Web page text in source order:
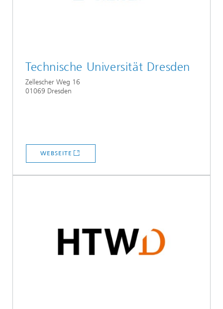
Technische Universität Dresden
Zellescher Weg 16
01069 Dresden
WEBSEITE